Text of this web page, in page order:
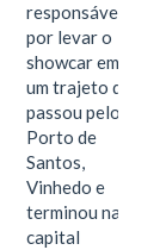
responsável
por levar o
showcar em
um trajeto que
passou pelo
Porto de
Santos,
Vinhedo e
terminou na
capital